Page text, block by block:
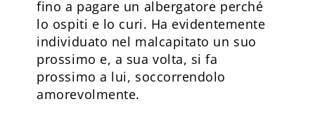
fino a pagare un albergatore perché
lo ospiti e lo curi. Ha evidentemente
individuato nel malcapitato un suo
prossimo e, a sua volta, si fa
prossimo a lui, soccorrendolo
amorevolmente.